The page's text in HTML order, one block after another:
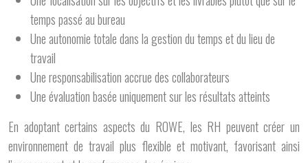
temps passé au bureau
Une autonomie totale dans la gestion du temps et du lieu de
travail
Une responsabilisation accrue des collaborateurs
Une évaluation basée uniquement sur les résultats atteints
En adoptant certains aspects du ROWE, les RH peuvent créer un
environnement de travail plus flexible et motivant, favorisant ainsi